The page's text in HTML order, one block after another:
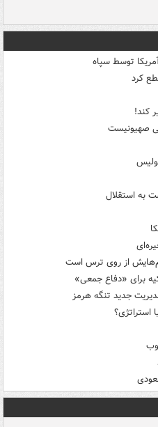
توسط سپاه
کرد
کند!
صهیونیست
به استقلال
از روی ترس است
برای «دفاع جمعی»
جدید تنگه هرمز
استراتژی؟